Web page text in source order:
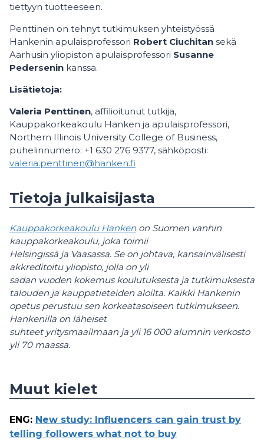
tiettyyn tuotteeseen.
Penttinen on tehnyt tutkimuksen yhteistyössä
Hankenin apulaisprofessori Robert Ciuchitan sekä
Aarhusin yliopiston apulaisprofessori Susanne
Pedersenin kanssa.
Lisätietoja:
Valeria Penttinen, affilioitunut tutkija,
Kauppakorkeakoulu Hanken ja apulaisprofessori,
Northern Illinois University College of Business,
puhelinnumero: +1 630 276 9377, sähköposti:
valeria.penttinen@hanken.fi
Tietoja julkaisijasta
Kauppakorkeakoulu Hanken on Suomen vanhin
kauppakorkeakoulu, joka toimii
Helsingissä ja Vaasassa. Se on johtava, kansainvälisesti
akkreditoitu yliopisto, jolla on yli
sadan vuoden kokemus koulutuksesta ja tutkimuksesta
talouden ja kauppatieteiden aloilta. Kaikki Hankenin
opetus perustuu sen korkeatasoiseen tutkimukseen.
Hankenilla on läheiset
suhteet yritysmaailmaan ja yli 16 000 alumnin verkosto
yli 70 maassa.
Muut kielet
ENG: New study: Influencers can gain trust by
telling followers what not to buy